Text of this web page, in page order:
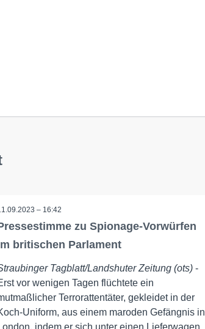
– 16:42
zu Spionage-Vorwürfen
britischen Parlament
Tagblatt/Landshuter Zeitung (ots)-
vor wenigen Tagen flüchtete ein
Terrorattentäter, gekleidet in der
Uniform, aus einem maroden Gefängnis in
indem er sich unter einen Lieferwagen